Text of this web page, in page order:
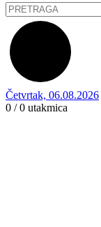
Četvrtak, 06.08.2026
0 / 0 utakmica